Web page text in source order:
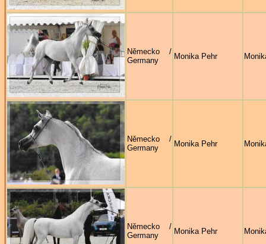
Německo /
Germany
Monika Pehr
Německo /
Germany
Monika Pehr
Německo /
Germany
Monika Pehr